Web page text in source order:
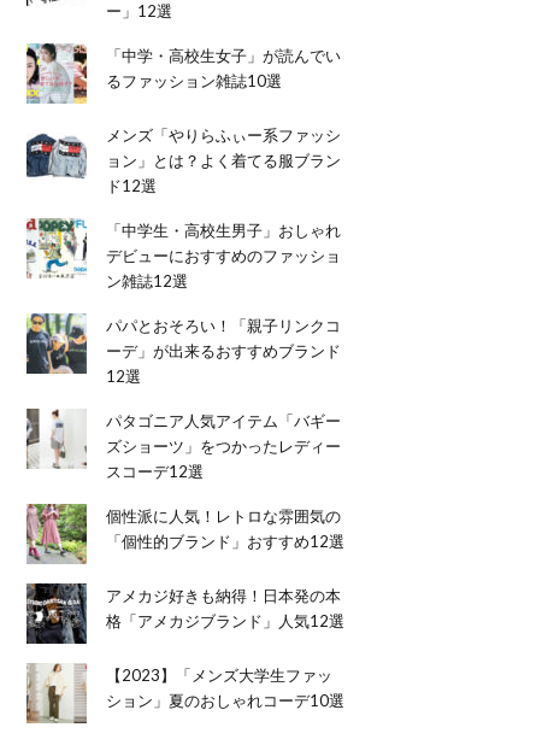
ー」12選
「中学・高校生女子」が読んでい
るファッション雑誌10選
メンズ「やりらふぃー系ファッシ
ョン」とは？よく着てる服ブラン
ド12選
「中学生・高校生男子」おしゃれ
デビューにおすすめのファッショ
ン雑誌12選
パパとおそろい！「親子リンクコ
ーデ」が出来るおすすめブランド
12選
パタゴニア人気アイテム「バギー
ズショーツ」をつかったレディー
スコーデ12選
個性派に人気！レトロな雰囲気の
「個性的ブランド」おすすめ12選
アメカジ好きも納得！日本発の本
格「アメカジブランド」人気12選
【2023】「メンズ大学生ファッ
ション」夏のおしゃれコーデ10選